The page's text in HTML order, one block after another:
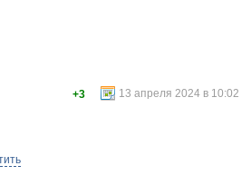
13 апреля 2024 в 10:02
+3